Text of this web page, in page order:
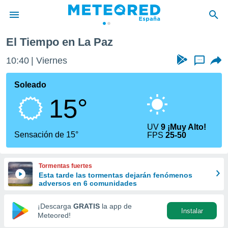
de
por
que se
calidad.
a este
las
y
forma
digital
basada
El Tiempo en La Paz
10:40 Viernes ...
Soleado
15°
Sensación de 15°
UV9 ¡Muy Alto!
FPS25-50
Tormentas fuertes
Esta tarde las tormentas dejarán fenómenos
adversos en 6 comunidades
¡Descarga GRATIS la app de
Meteored!
Instalar